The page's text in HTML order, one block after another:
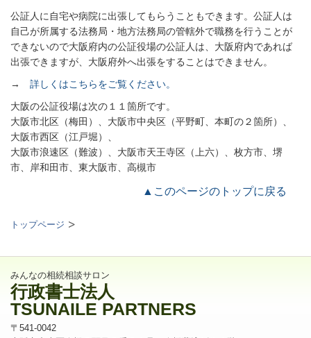
公証人に自宅や病院に出張してもらうこともできます。公証人は
自己が所属する法務局・地方法務局の管轄外で職務を行うことが
できないので大阪府内の公証役場の公証人は、大阪府内であれば
出張できますが、大阪府外へ出張をすることはできません。
→ 詳しくはこちらをご覧ください。
大阪の公証役場は次の１１箇所です。
大阪市北区（梅田）、大阪市中央区（平野町、本町の２箇所）、
大阪市西区（江戸堀）、
大阪市浪速区（難波）、大阪市天王寺区（上六）、枚方市、堺
市、岸和田市、東大阪市、高槻市
▲このページのトップに戻る
トップページ
みんなの相続相談サロン
行政書士法人
TSUNAILE PARTNERS
〒541-0042